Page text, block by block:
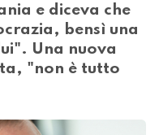
e diceva che
bensì una
Una nuova
"non è tutto